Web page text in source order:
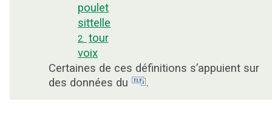
poulet
sittelle
2.
tour
voix
Certaines de ces définitions s’appuient sur
des données du
.